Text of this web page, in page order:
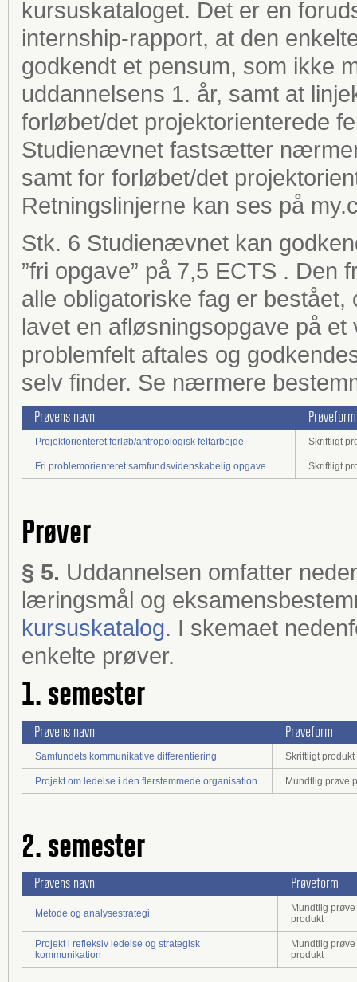
kursuskataloget. Det er en
internship-rapport, at den
godkendt et pensum, som ikke
uddannelsens 1. år, samt at
forløbet/det projektorienterede
Studienævnet fastsætter
samt for forløbet/det
Retningslinjerne kan ses på
Stk. 6 Studienævnet kan
”fri opgave” på 7,5 ECTS . Den
alle obligatoriske fag er
lavet en afløsningsopgave på
problemfelt aftales og
selv finder. Se nærmere
Prøvens navn Prøveform
Projektorienteret forløb/antropologisk feltarbejde Skriftligt
Fri problemorienteret samfundsvidenskabelig opgave Skriftligt
Prøver
§ 5. Uddannelsen omfatter
læringsmål og
kursuskatalog. I skemaet
enkelte prøver.
1. semester
Prøvens navn Prøveform
Samfundets kommunikative differentiering Skriftligt
Projekt om ledelse i den flerstemmede organisation Mundtlig prøve
2. semester
Prøvens navn Prøveform
Metode og analysestrategi
Mundtlig
produkt
Projekt i refleksiv ledelse og strategisk
kommunikation
Mundtlig
produkt